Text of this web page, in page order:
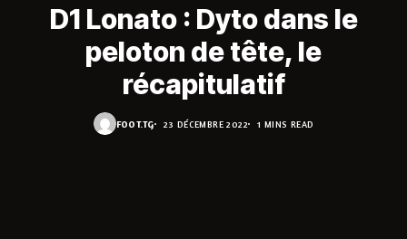
D1 Lonato : Dyto dans le
peloton de tête, le
récapitulatif
FOOT.TG 23 DÉCEMBRE 2022 1 MINS READ